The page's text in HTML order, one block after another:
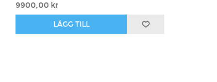
9900,00 kr